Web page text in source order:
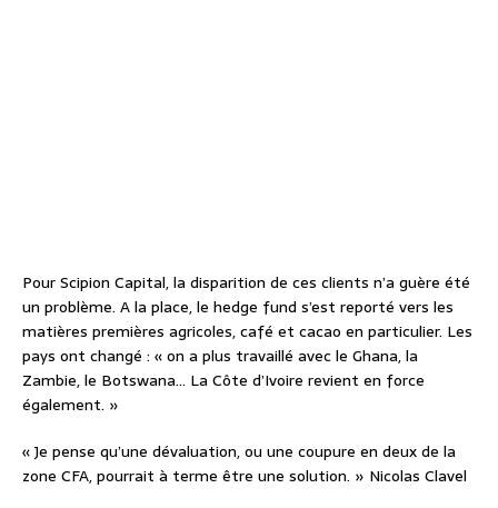
Pour Scipion Capital, la disparition de ces clients n’a guère été
un problème. A la place, le hedge fund s’est reporté vers les
matières premières agricoles, café et cacao en particulier. Les
pays ont changé : « on a plus travaillé avec le Ghana, la
Zambie, le Botswana… La Côte d’Ivoire revient en force
également. »
« Je pense qu’une dévaluation, ou une coupure en deux de la
zone CFA, pourrait à terme être une solution. » Nicolas Clavel